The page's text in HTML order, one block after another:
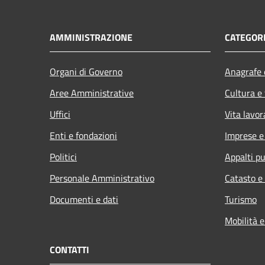
AMMINISTRAZIONE
Organi di Governo
Aree Amministrative
Uffici
Enti e fondazioni
Politici
Personale Amministrativo
Documenti e dati
Cultura
Vita
Imprese
Appalti
Catasto
Turismo
Mobilità
CONTATTI